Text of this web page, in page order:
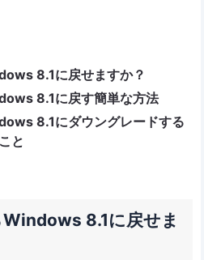
8.1に戻せますか？
8.1に戻す簡単な方法
8.1にダウングレードする
と
8.1に戻せま